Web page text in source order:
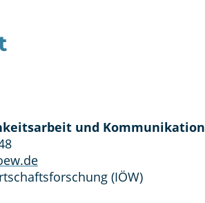
und Kommunikation
(IÖW)